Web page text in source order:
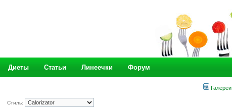
Диеты Статьи Линеечки Форум
Галереи
Стиль: